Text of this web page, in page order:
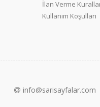
İlan Verme
Kullanım Koşulları
info@sarisayfalar.com